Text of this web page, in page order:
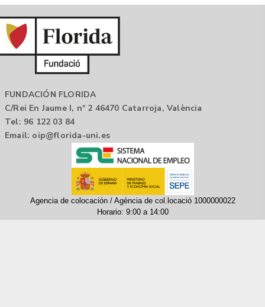
FUNDACIÓN FLORIDA
C/Rei En Jaume I, nº 2 46470 Catarroja, València
Tel: 96 122 03 84
Email: oip@florida-uni.es
Agencia de colocación / Agència de col.locació 1000000022
Horario: 9:00 a 14:00